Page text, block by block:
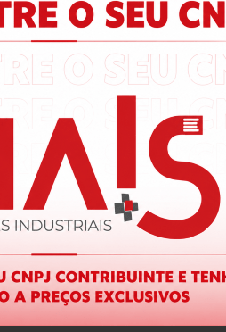
100% dos
- INVERSOR DE FREQUÊNCIA
- INTERRUPTOR SECCIONADOR